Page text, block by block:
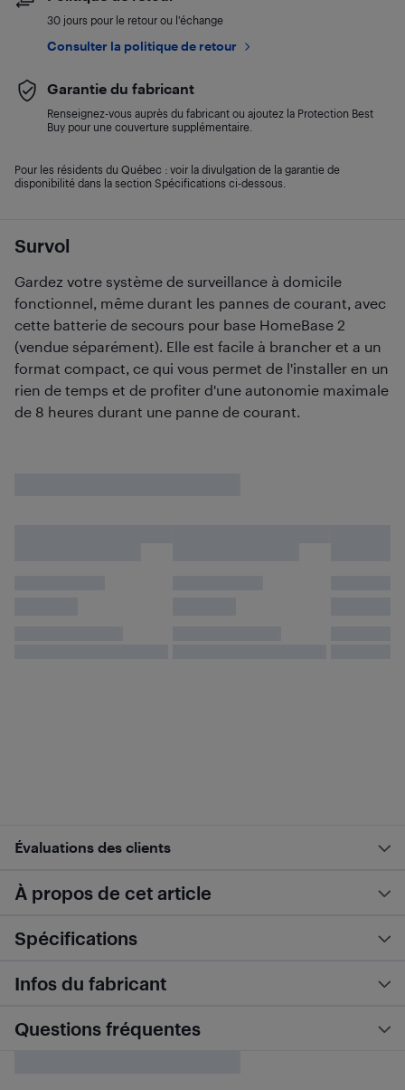
Survol
Gardez votre système de surveillance à domicile
fonctionnel, même durant les pannes de courant, avec
cette batterie de secours pour base HomeBase 2
(vendue séparément). Elle est facile à brancher et a un
format compact, ce qui vous permet de l'installer en un
rien de temps et de profiter d'une autonomie maximale
de 8 heures durant une panne de courant.
30 jours pour le retour ou l’échange
Consulter la politique de retour
Garantie du fabricant
Renseignez-vous auprès du fabricant ou ajoutez la Protection Best
Buy pour une couverture supplémentaire.
Pour les résidents du Québec : voir la divulgation de la garantie de
disponibilité dans la section Spécifications ci-dessous.
Évaluations des clients
À propos de cet article
Spécifications
Infos du fabricant
Questions fréquentes